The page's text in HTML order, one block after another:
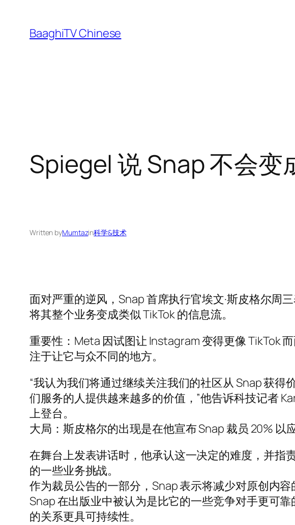
content
BaaghiTV Chinese
Spiegel 说 Snap 不会变
Written byMumtazin科学&技术
面对严重的逆风，Snap 首席执行官埃文·斯皮格尔周
将其整个业务变成类似 TikTok 的信息流。
重要性：Meta 因试图让 Instagram 变得更像 TikTok
注于让它与众不同的地方。
“我认为我们将通过继续关注我们的社区从 Snap 获
们服务的人提供越来越多的价值，”他告诉科技记者
上登台。
大局：斯皮格尔的出现是在他宣布 Snap 裁员 20% 以
在舞台上发表讲话时，他承认这一决定的难度，并指
的一些业务挑战。
作为裁员公告的一部分，Snap 表示将减少对原创内容
Snap 在出版业中被认为是比它的一些竞争对手更可
的关系更具可持续性。